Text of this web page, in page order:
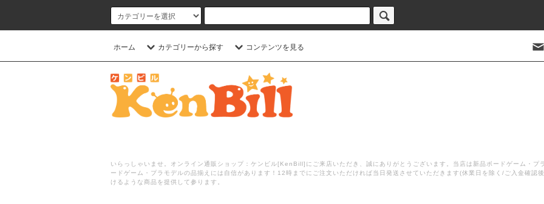
ホーム カテゴリーから探す コンテンツを見る
いらっしゃいませ。オンライン通販ショップ：ケンビル[KenBill]にご来店いただき、誠にありがとうございます。当店は新品ボードゲーム・プ
ードゲーム・プラモデルの品揃えには自信があります！12時までにご注文いただければ当日発送させていただきます(休業日を除く/ご入金確認
けるような商品を提供して参ります。